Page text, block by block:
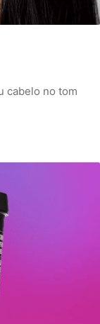
cabelo no tom